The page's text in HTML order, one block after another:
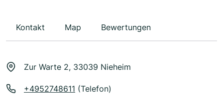
Kontakt Map Bewertungen
Zur Warte 2, 33039 Nieheim
+4952748611 (Telefon)